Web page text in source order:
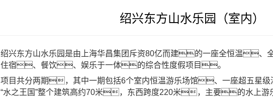
绍兴东方山水乐园（室内）
绍兴东方山水乐园是由上海华昌集团斥资80亿而建的一座全恒温
住宿、餐饮、娱乐于一体的综合性度假项目。
项目共分两期，其中一期包括6个室内恒温游乐场馆、一座超五星级
“水之王国”整个建筑高约70米，东西跨度220米，主要的水上游